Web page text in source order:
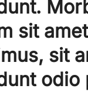
sit
sit
odio